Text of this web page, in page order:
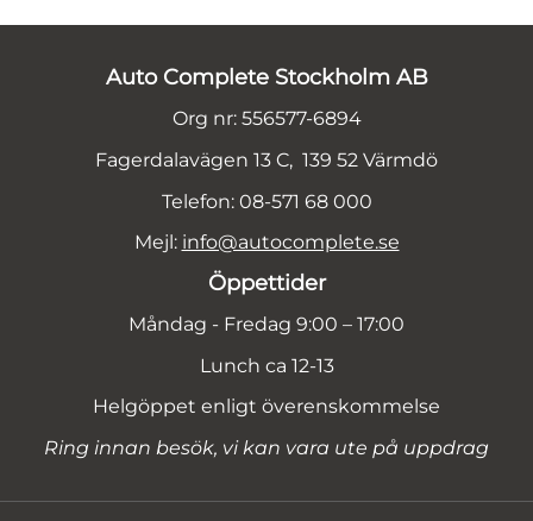
Auto Complete Stockholm AB
Org nr: 556577-6894
Fagerdalavägen 13 C, 139 52 Värmdö
Telefon: 08-571 68 000
Mejl: info@autocomplete.se
Öppettider
Måndag - Fredag 9:00 – 17:00
Lunch ca 12-13
Helgöppet enligt överenskommelse
Ring innan besök, vi kan vara ute på uppdrag